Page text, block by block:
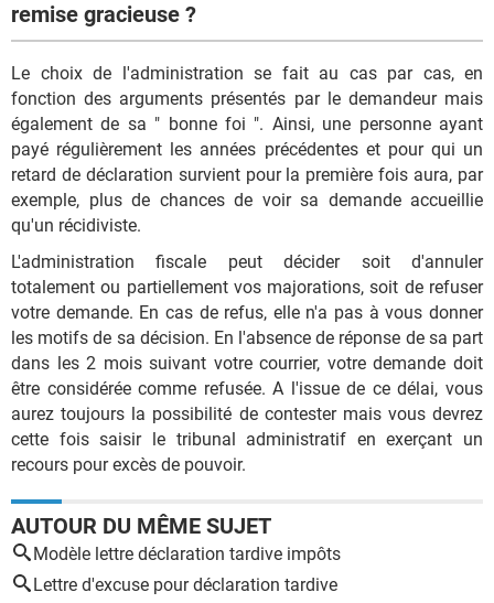
remise gracieuse ?
Le choix de l'administration se fait au cas par cas, en
fonction des arguments présentés par le demandeur mais
également de sa " bonne foi ". Ainsi, une personne ayant
payé régulièrement les années précédentes et pour qui un
retard de déclaration survient pour la première fois aura, par
exemple, plus de chances de voir sa demande accueillie
qu'un récidiviste.
L'administration fiscale peut décider soit d'annuler
totalement ou partiellement vos majorations, soit de refuser
votre demande. En cas de refus, elle n'a pas à vous donner
les motifs de sa décision. En l'absence de réponse de sa part
dans les 2 mois suivant votre courrier, votre demande doit
être considérée comme refusée. A l'issue de ce délai, vous
aurez toujours la possibilité de contester mais vous devrez
cette fois saisir le tribunal administratif en exerçant un
recours pour excès de pouvoir.
AUTOUR DU MÊME SUJET
Modèle lettre déclaration tardive impôts
Lettre d'excuse pour déclaration tardive